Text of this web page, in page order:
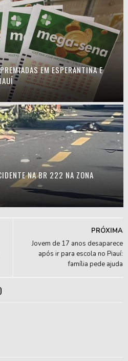
EM ESPERANTINA E
NA BR 222 NA ZONA
PRÓXIMA
Jovem de 17 anos desaparece
após ir para escola no Piauí:
família pede ajuda